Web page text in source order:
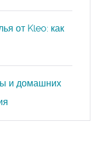
от Kleo: как
и домашних